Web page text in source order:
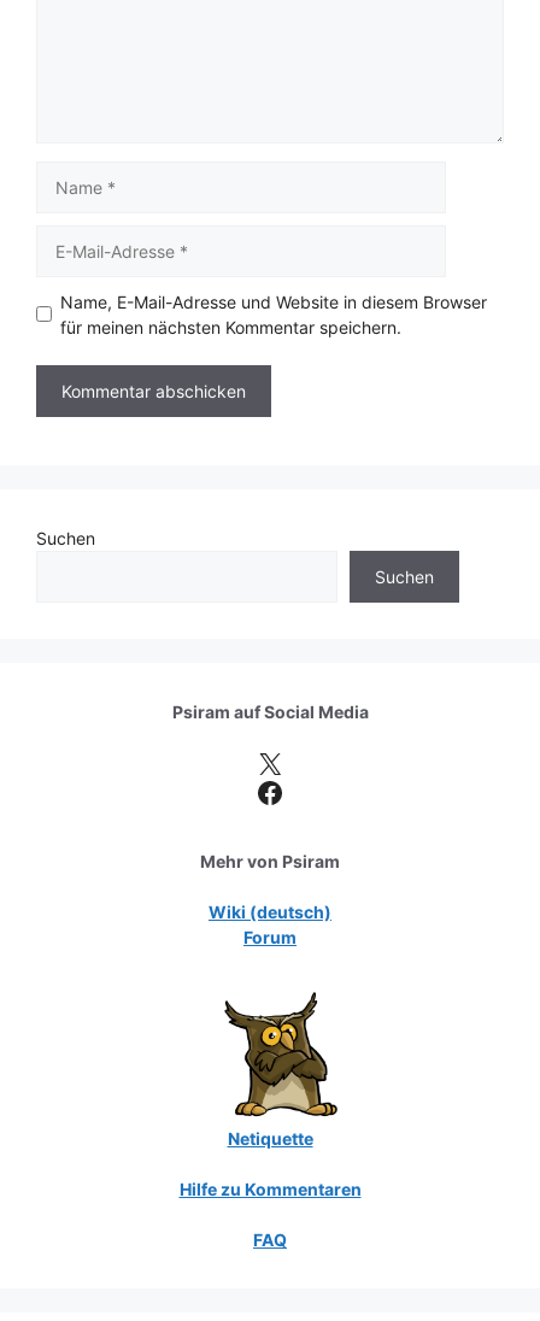
Mail-
Name, E-Mail-Adresse und Website in diesem Browser
für meinen nächsten Kommentar speichern.
Suchen
Suchen
Psiram aufSocial Media
X
Facebook
Mehr von Psiram
Wiki (deutsch)
Forum
Netiquette
Hilfe zu Kommentaren
FAQ